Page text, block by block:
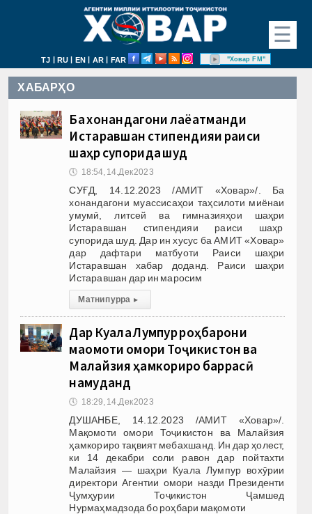
☰
TJ | RU | EN | AR | FAR "Ховар FM"
ХАБАРҲО
Ба хонандагони лаёқатманди
Истаравшан стипендияи раиси
шаҳр супорида шуд
🕔 18:54, 14.Дек 2023
СУҒД, 14.12.2023 /АМИТ «Ховар»/. Ба
хонандагони муассисаҳои таҳсилоти миёнаи
умумӣ, литсей ва гимназияҳои шаҳри
Истаравшан стипендияи раиси шаҳр
супорида шуд. Дар ин хусус ба АМИТ «Ховар»
дар дафтари матбуоти Раиси шаҳри
Истаравшан хабар доданд. Раиси шаҳри
Истаравшан дар ин маросим
Матни пурра ▸
Дар Куала Лумпур роҳбарони
мақомоти омори Тоҷикистон ва
Малайзия ҳамкориро баррасӣ
намуданд
🕔 18:29, 14.Дек 2023
ДУШАНБЕ, 14.12.2023 /АМИТ «Ховар»/.
Мақомоти омори Тоҷикистон ва Малайзия
ҳамкориро тақвият мебахшанд. Ин дар ҳолест,
ки 14 декабри соли равон дар пойтахти
Малайзия — шаҳри Куала Лумпур вохӯрии
директори Агентии омори назди Президенти
Ҷумҳурии Тоҷикистон Ҷамшед
Нурмаҳмадзода бо роҳбари мақомоти